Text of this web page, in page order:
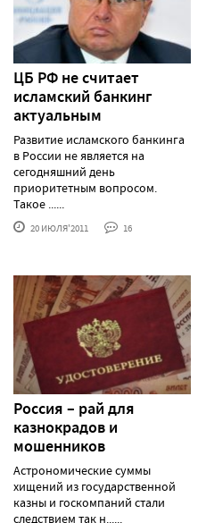
ЦБ РФ не считает
исламский банкинг
актуальным
Развитие исламского банкинга
в России не является на
сегодняшний день
приоритетным вопросом.
Такое ......
20 ИЮЛЯ'2011 16
Россия – рай для
казнокрадов и
мошенников
Астрономические суммы
хищений из государственной
казны и госкомпаний стали
следствием так н......